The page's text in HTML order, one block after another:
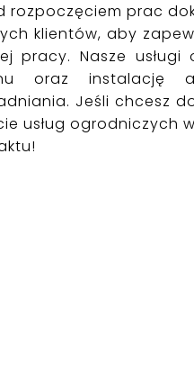
rozpoczęciem prac
klientów, aby
pracy. Nasze
oraz instalację
Jeśli chcesz
usług ogrodniczych